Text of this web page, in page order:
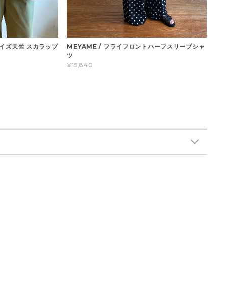
ズ天竺 スカラップ
MEYAME / フライフロントハーフスリーブシャ
ツ
¥15,840